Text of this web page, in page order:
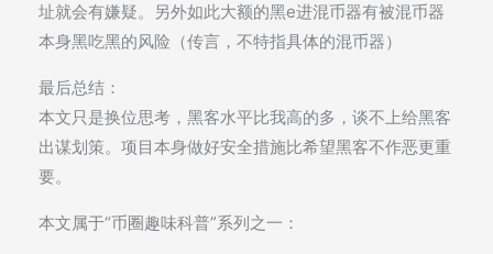
址就会有嫌疑。另外如此大额的黑e进混币器有被混币器
本身黑吃黑的风险（传言，不特指具体的混币器）
最后总结：
本文只是换位思考，黑客水平比我高的多，谈不上给黑客
出谋划策。项目本身做好安全措施比希望黑客不作恶更重
要。
本文属于“币圈趣味科普”系列之一：